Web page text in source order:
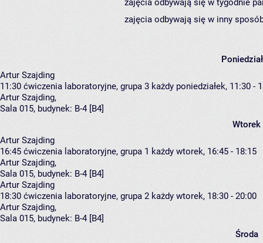
zajęcia odbywają się w tygodnie
zajęcia odbywają się w inny
Artur Szajding
11:30 ćwiczenia laboratoryjne, grupa 3 każdy poniedziałek, 11:30 -
Artur Szajding,
Sala 015, budynek: B-4 [B4]
Wtorek
Artur Szajding
16:45 ćwiczenia laboratoryjne, grupa 1 każdy wtorek, 16:45 - 18:15
Artur Szajding,
Sala 015, budynek: B-4 [B4]
Artur Szajding
18:30 ćwiczenia laboratoryjne, grupa 2 każdy wtorek, 18:30 - 20:00
Artur Szajding,
Sala 015, budynek: B-4 [B4]
Środa